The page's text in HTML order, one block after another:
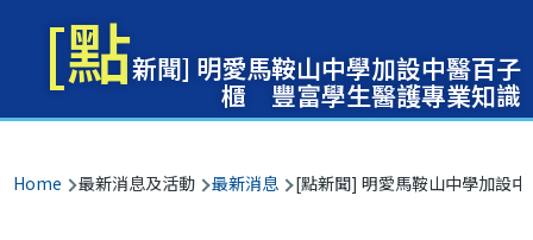
[點新聞] 明愛馬鞍山中學加設中醫百子
櫃 豐富學生醫護專業知識
Breadcrumb
Home 最新消息及活動 最新消息 [點新聞] 明愛馬鞍山中學加設